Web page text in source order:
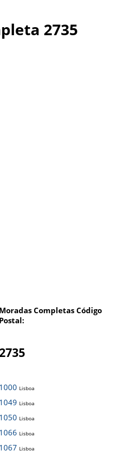
2735
Moradas Completas Código
Postal:
2735
1000 Lisboa
1049 Lisboa
1050 Lisboa
1066 Lisboa
1067 Lisboa